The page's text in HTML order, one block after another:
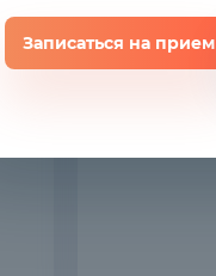
Записаться на прием